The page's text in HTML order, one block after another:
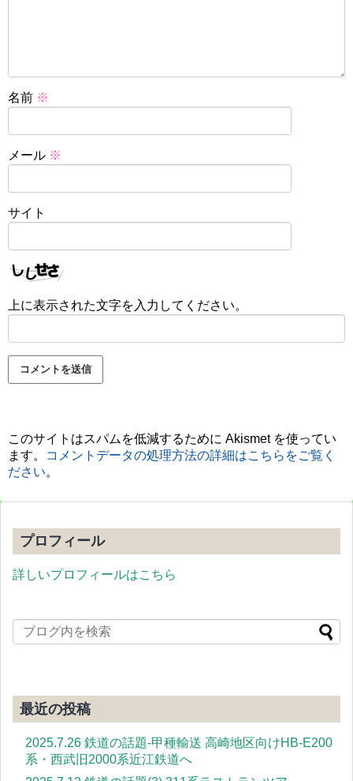
名前 ※
メール ※
サイト
上に表示された文字を入力してください。
このサイトはスパムを低減するために Akismet を使ってい
ます。
コメントデータの処理方法の詳細はこちらをご覧く
ださい。
プロフィール
詳しいプロフィールはこちら
最近の投稿
2025.7.26 鉄道の話題-甲種輸送 高崎地区向けHB-E200
系・西武旧2000系近江鉄道へ